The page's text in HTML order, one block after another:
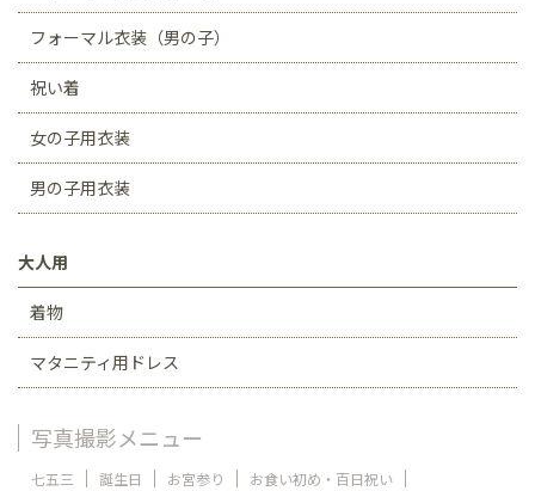
フォーマル衣装（男の子）
祝い着
女の子用衣装
男の子用衣装
大人用
着物
マタニティ用ドレス
写真撮影メニュー
七五三 誕生日 お宮参り
お食い初め・百日祝い